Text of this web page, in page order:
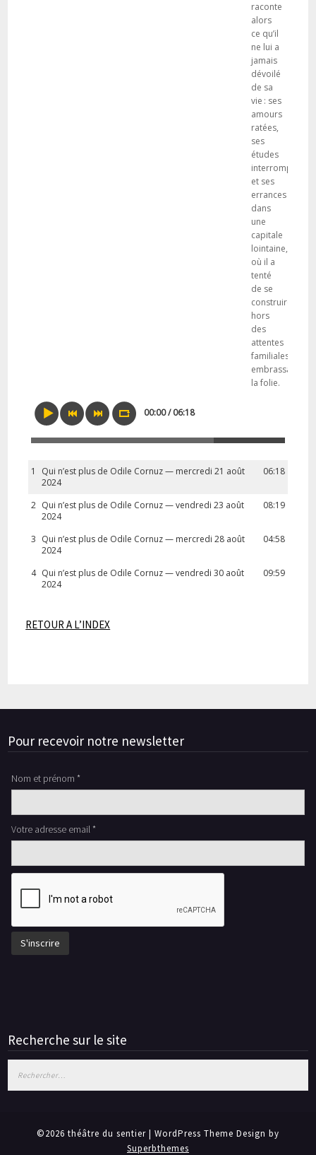
raconte
alors
ce qu’il
ne lui a
jamais
dévoilé
de sa
vie : ses
amours
ratées,
ses
études
interrompues
et ses
errances
dans
une
capitale
lointaine,
où il a
tenté
de se
construire
hors
des
attentes
familiales,
embrassant
la folie.
00:00 / 06:18
1 06:18
Qui n’est plus de Odile Cornuz — mercredi 21 août
2024
2
08:19
Qui n’est plus de Odile Cornuz — vendredi 23 août
2024
3
04:58
Qui n’est plus de Odile Cornuz — mercredi 28 août
2024
4
09:59
Qui n’est plus de Odile Cornuz — vendredi 30 août
2024
RETOUR A L’INDEX
Pour recevoir notre newsletter
Nom et prénom *
Votre adresse email *
Recherche sur le site
©2026 théâtre du sentier | WordPress Theme Design by
Superbthemes